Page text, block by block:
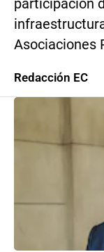
participación
Asociaciones
Redacción EC